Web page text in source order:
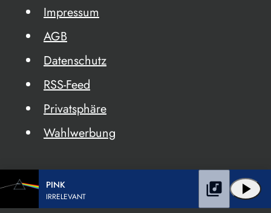
Impressum
AGB
Datenschutz
RSS-Feed
Privatsphäre
Wahlwerbung
PINK
IRRELEVANT play_arrow
library_music